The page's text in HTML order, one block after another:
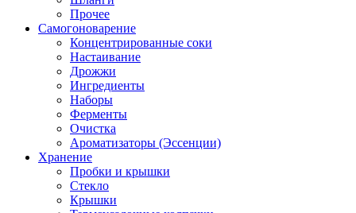
Прочее
Самогоноварение
Концентрированные соки
Настаивание
Дрожжи
Ингредиенты
Наборы
Ферменты
Очистка
Ароматизаторы (Эссенции)
Хранение
Пробки и крышки
Стекло
Крышки